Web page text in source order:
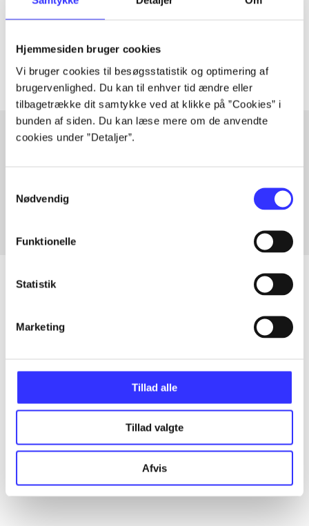
Hjemmesiden bruger cookies
Vi bruger cookies til besøgsstatistik og optimering af
brugervenlighed. Du kan til enhver tid ændre eller
tilbagetrække dit samtykke ved at klikke på ”Cookies” i
bunden af siden. Du kan læse mere om de anvendte
cookies under ”Detaljer”.
Nødvendig
Funktionelle
Statistik
Marketing
Tillad alle
Tillad valgte
Afvis
lorem ipsum dolor sit amet ...
Tidsskrift
Artiklerne i handler ofte om
Artikler